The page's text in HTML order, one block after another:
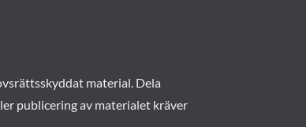
material. Dela
publicering av materialet kräver